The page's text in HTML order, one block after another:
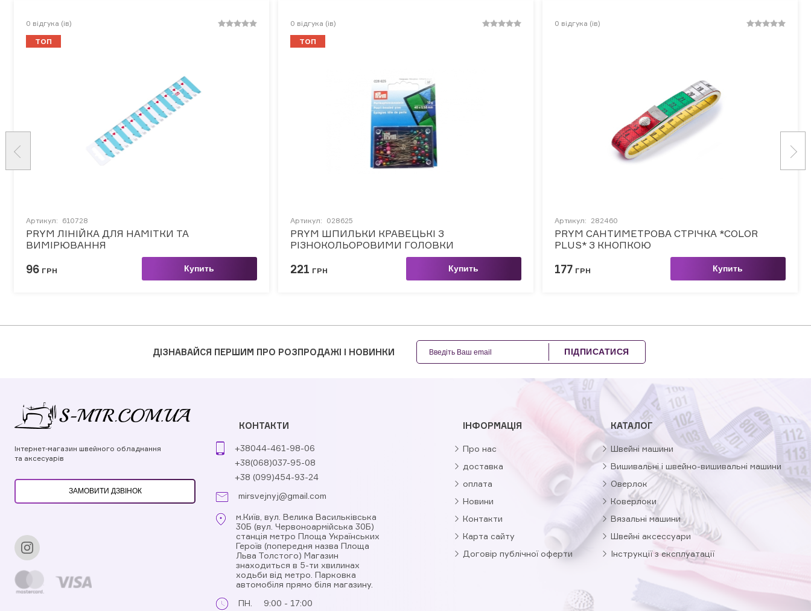
0 відгука (ів)
ТОП
Артикул: 610728
PRYM ЛІНІЙКА ДЛЯ НАМІТКИ ТА
ВИМІРЮВАННЯ
96 ГРН Купить
0 відгука (ів)
ТОП
Артикул: 028625
PRYM ШПИЛЬКИ КРАВЕЦЬКІ З
РІЗНОКОЛЬОРОВИМИ ГОЛОВКИ
221 ГРН Купить
0 відгука (ів)
Артикул: 282460
PRYM САНТИМЕТРОВА СТРІЧКА *COLOR
PLUS* З КНОПКОЮ
177 ГРН Купить
ДІЗНАВАЙСЯ ПЕРШИМ ПРО РОЗПРОДАЖІ І НОВИНКИ ПІДПИСАТИСЯ
Інтернет-магазин швейного обладнання
та аксесуарів
ЗАМОВИТИ ДЗВІНОК
КОНТАКТИ
+38044-461-98-06
+38(068)037-95-08
+38 (099)454-93-24
mirsvejnyj@gmail.com
м.Київ, вул. Велика Васильківська
30Б (вул. Червоноармійська 30Б)
станція метро Площа Українських
Героїв (попередня назва Площа
Льва Толстого) Магазин
знаходиться в 5-ти хвилинах
ходьби від метро. Парковка
автомобіля прямо біля магазину.
ПН.
9:00 - 17:00
ІНФОРМАЦІЯ
Про нас
доставка
оплата
Новини
Контакти
Карта сайту
Договір публічної оферти
КАТАЛОГ
Швейні машини
Вишивальні і швейно-вишивальні машини
Оверлок
Коверлоки
Вязальні машини
Швейні аксессуари
Інструкції з експлуатації